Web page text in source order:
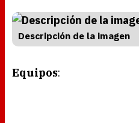
Descripción de la imagen
Equipos: